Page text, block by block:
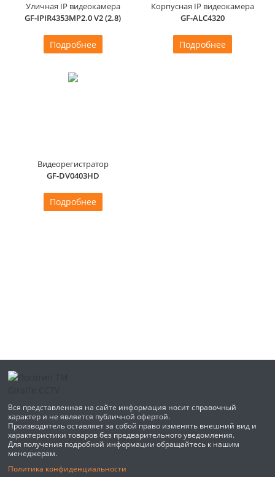
Уличная IP видеокамера
GF-IPIR4353MP2.0 V2 (2.8)
Подробнее
Корпусная IP видеокамера
GF-ALC4320
Подробнее
Видеорегистратор
GF-DV0403HD
Подробнее
Вся представленная на сайте информация носит справочный
характер и не является публичной офертой.
Производитель оставляет за собой право изменять внешний вид и
характеристики товаров без предварительного уведомления.
Для получения подробной информации обращайтесь к нашим
менеджерам.
Политика конфиденциальности